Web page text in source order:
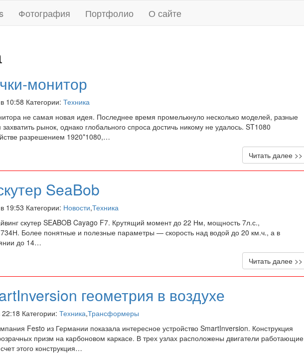
Фотография Портфолио О сайте
монитор
10:58 Категории: Техника
не самая новая идея. Последнее время промелькнуло несколько моделей, разные
рынок, однако глобального спроса достичь никому не удалось. ST1080
разрешением 1920*1080,…
Читать далее >>
SeaBob
19:53 Категории: Новости,Техника
скутер SEABOB Cayago F7. Крутящий момент до 22 Нм, мощность 7л.с.,
Более понятные и полезные параметры — скорость над водой до 20 км.ч., а в
до 14…
Читать далее >>
геометрия в воздухе
Категории: Техника,Трансформеры
Festo из Германии показала интересное устройство SmartInversion. Конструкция
призм на карбоновом каркасе. В трех узлах расположены двигатели работающие
этого конструкция…